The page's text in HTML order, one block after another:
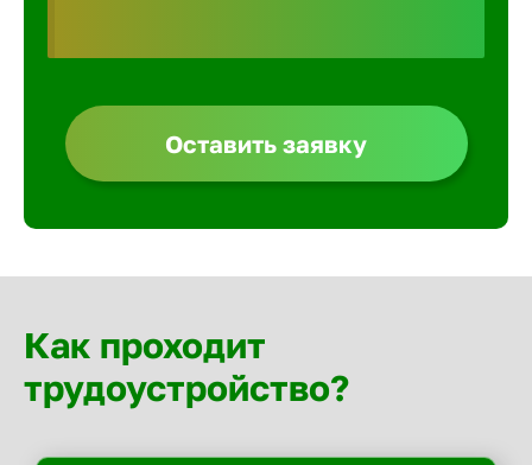
Оставить заявку
Как проходит
трудоустройство?